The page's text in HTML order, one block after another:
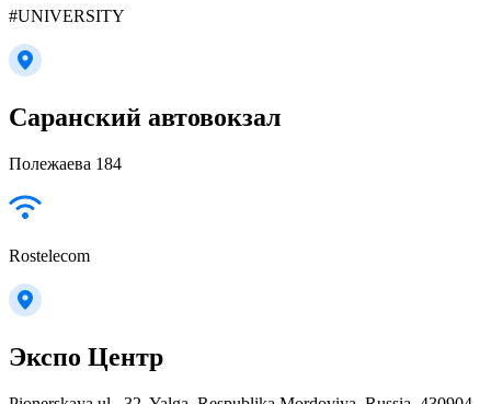
#UNIVERSITY
Саранский автовокзал
Полежаева 184
Rostelecom
Экспо Центр